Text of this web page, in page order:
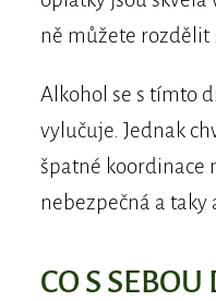
ně můžete rozdělit
Alkohol se s tímto
vylučuje. Jednak
špatné koordinace
nebezpečná a
CO S SEBOU